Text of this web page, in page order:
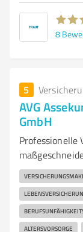
8
5
AVG
GmbH
Professionelle
ALTERSVORSORGE